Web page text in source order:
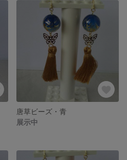
唐草ビーズ・青
展示中